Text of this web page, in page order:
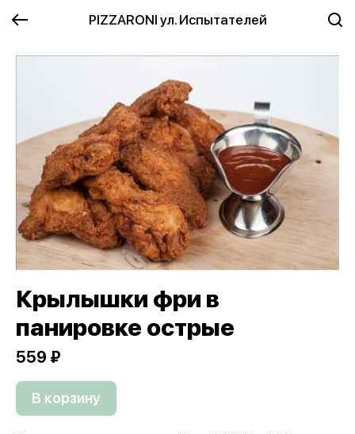
PIZZARONI ул. Испытателей
Крылышки фри в
панировке острые
559 ₽
В корзину